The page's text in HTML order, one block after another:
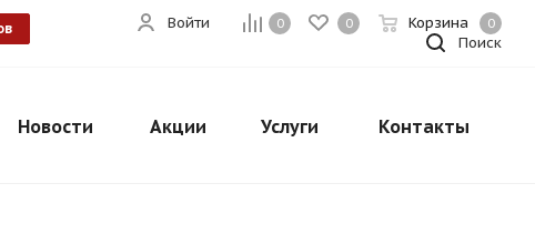
0 0 Корзина 0
Войти
Поиск
Новости Акции Услуги Контакты